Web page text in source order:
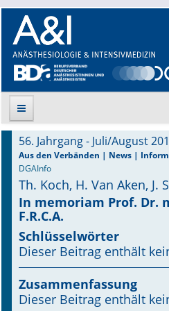
Suche
Aktuelle Ausgabe
Leitlinien
Archiv
Supplements
Supplements
56. Jahrgang - Juli/August
Aus den Verbänden | News |
DGAInfo
Th. Koch, H. Van Aken, J.
In memoriam Prof. Dr.
F.R.C.A.
Schlüsselwörter
Dieser Beitrag enthält
Zusammenfassung
Dieser Beitrag enthält